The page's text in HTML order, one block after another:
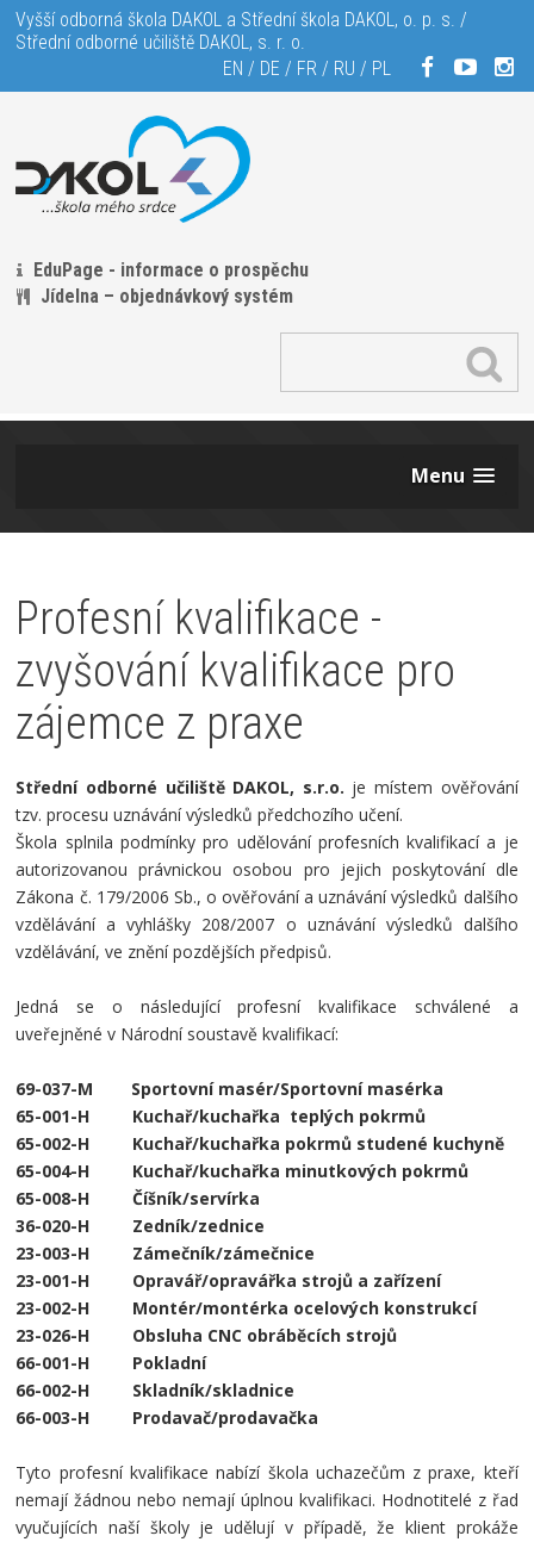
Vyšší odborná škola DAKOL a Střední škola DAKOL, o. p. s. /
Střední odborné učiliště DAKOL, s. r. o.
EN / DE / FR/ RU / PL
EduPage - informace o prospěchu
Jídelna – objednávkový systém
Menu
Profesní kvalifikace -
zvyšování kvalifikace pro
zájemce z praxe
Střední odborné učiliště DAKOL, s.r.o. je místem ověřování
tzv. procesu uznávání výsledků předchozího učení.
Škola splnila podmínky pro udělování profesních kvalifikací a je
autorizovanou právnickou osobou pro jejich poskytování dle
Zákona č. 179/2006 Sb., o ověřování a uznávání výsledků dalšího
vzdělávání a vyhlášky 208/2007 o uznávání výsledků dalšího
vzdělávání, ve znění pozdějších předpisů.
Jedná se o následující profesní kvalifikace schválené a
uveřejněné v Národní soustavě kvalifikací:
69-037-M Sportovní masér/Sportovní masérka
65-001-H Kuchař/kuchařka teplých pokrmů
65-002-H Kuchař/kuchařka pokrmů studené kuchyně
65-004-H Kuchař/kuchařka minutkových pokrmů
65-008-H Číšník/servírka
36-020-H Zedník/zednice
23-003-H Zámečník/zámečnice
23-001-H Opravář/opravářka strojů a zařízení
23-002-H Montér/montérka ocelových konstrukcí
23-026-H Obsluha CNC obráběcích strojů
66-001-H Pokladní
66-002-H Skladník/skladnice
66-003-H Prodavač/prodavačka
Tyto profesní kvalifikace nabízí škola uchazečům z praxe, kteří
nemají žádnou nebo nemají úplnou kvalifikaci. Hodnotitelé z řad
vyučujících naší školy je udělují v případě, že klient prokáže